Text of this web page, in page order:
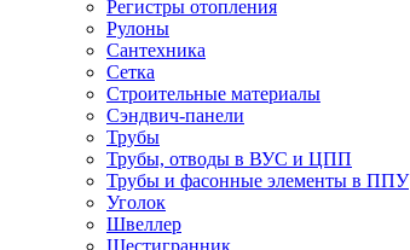
Регистры отопления
Рулоны
Сантехника
Сетка
Строительные материалы
Сэндвич-панели
Трубы
Трубы, отводы в ВУС и ЦПП
Трубы и фасонные элементы в ППУ
Уголок
Швеллер
Шестигранник